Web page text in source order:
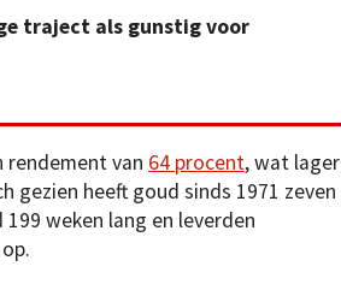
traject als gunstig voor
rendement van 64 procent, wat lager
gezien heeft goud sinds 1971 zeven
weken lang en leverden